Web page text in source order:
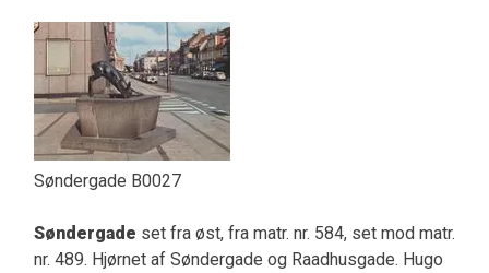
Søndergade B0027
Søndergade set fra øst, fra matr. nr. 584, set mod matr.
nr. 489. Hjørnet af Søndergade og Raadhusgade. Hugo